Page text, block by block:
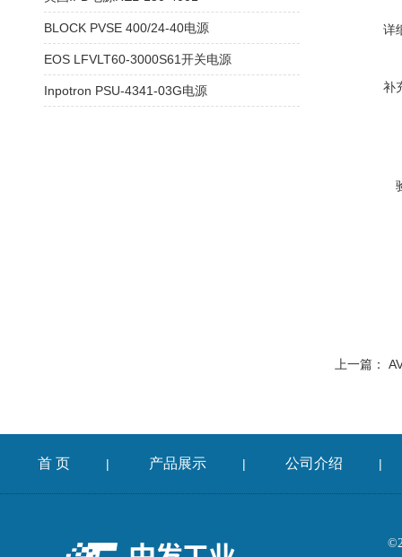
详
补
上一篇：
BLOCK PVSE 400/24-40电源
EOS LFVLT60-3000S61开关电源
Inpotron PSU-4341-03G电源
首 页 | 产品展示 | 公司介绍 |